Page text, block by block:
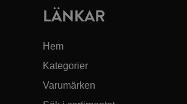
LÄNKAR
Hem
Kategorier
Varumärken